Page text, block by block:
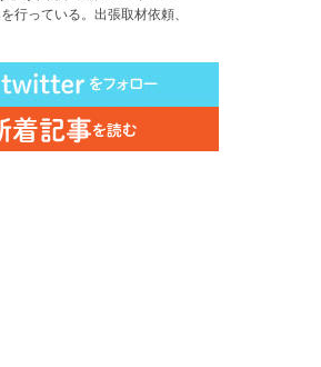
行っている。出張取材依頼、